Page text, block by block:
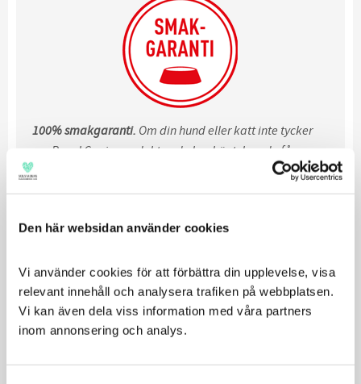
Den här websidan använder cookies
Vi använder cookies för att förbättra din upplevelse, visa
relevant innehåll och analysera trafiken på webbplatsen.
Vi kan även dela viss information med våra partners
inom annonsering och analys.
100% smakgaranti. Om din hund eller katt inte tycker
om Royal Canin-produkten du har köpt, kan du få en ny
produkt eller pengarna tillbaka med vår smakgaranti.
Relaterade produkter